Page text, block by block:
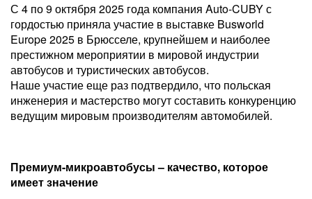
С 4 по 9 октября 2025 года компания Auto-CUBY с
гордостью приняла участие в выставке Busworld
Europe 2025 в Брюсселе, крупнейшем и наиболее
престижном мероприятии в мировой индустрии
автобусов и туристических автобусов.
Наше участие еще раз подтвердило, что польская
инженерия и мастерство могут составить конкуренцию
ведущим мировым производителям автомобилей.
Премиум-микроавтобусы – качество, которое
имеет значение